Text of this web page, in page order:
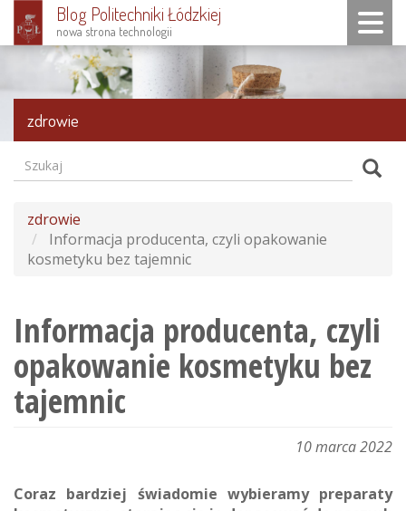
Przejdź
treści
Blog Politechniki Łódzkiej
nowa strona technologii
Toggle
zdrowie
Formularz
wyszukiwania
Szukaj
zdrowie
Informacja producenta, czyli opakowanie
kosmetyku bez tajemnic
Informacja producenta, czyli
opakowanie kosmetyku bez
tajemnic
10 marca 2022
Coraz bardziej świadomie wybieramy preparaty